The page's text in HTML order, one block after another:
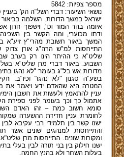
מספר צפיות: 5842
נושאי השיעור: דברי השל"ה הק'
ישראל במשך הדורות. השלמה בביאור
איומה בהר המור וכו', וישפוך חרון
ודתו מכוערי, ומה הקשר בין
המשך ביאור תשובת מהרי"ץ זיע"א
התייחסות למ"ש הרה"ג אורן צדוק
שליט"א כי ההיתר הינו רק בערב
השבוע. ביאור דברי מרן שליט"א
מדורות אש בל"ג בעומר "לא נהגו
בשע"ה סגנון "לא נהגו" וכיו"ב.
המטרה היא שהאדם ידע ויאמר את
עניין להתאמץ ולעשות את חשבון
אתמול כך וכך בעומר לפני ספירת
סומא חשוב כמת – זהו האדם
לחומרת עניין חדירת ההשערה
ישנו קשר בין תלמידי רבי עקיבא
והתייחסות למנהגים שונים אשר
ומקורות שונים. התייחסות מרן
ישנו חילוק בין בני תורה לבין בעלי
בעלות השחר ולא בהנץ החמה.